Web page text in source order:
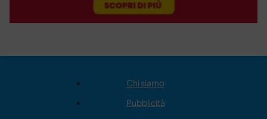
Chi siamo
Pubblicità